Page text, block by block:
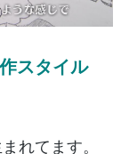
スタイル
れてます。